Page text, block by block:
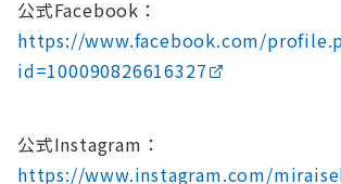
公式Facebook：
https://www.facebook.com/
id=100090826616327
公式Instagram：
https://www.instagram.com/